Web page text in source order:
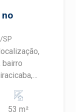
SP
bairro
às
53 m²